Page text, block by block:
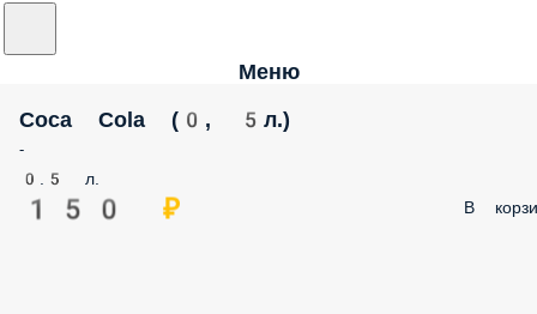
Меню
Coca Cola (0, 5л.)
-
0.5 л.
150 ₽ В